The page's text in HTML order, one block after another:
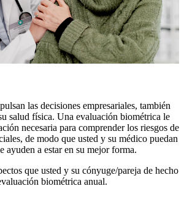
las decisiones empresariales, también
salud física. Una evaluación biométrica le
necesaria para comprender los riesgos de
de modo que usted y su médico puedan
ayuden a estar en su mejor forma.
que usted y su cónyuge/pareja de hecho
biométrica anual.